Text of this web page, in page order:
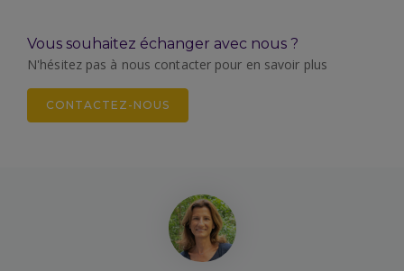
Vous souhaitez échanger avec nous ?
N'hésitez pas à nous contacter pour en savoir plus
CONTACTEZ-NOUS